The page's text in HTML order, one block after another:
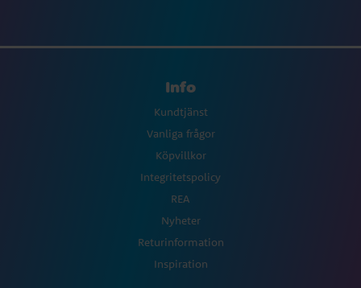
Info
Kundtjänst
Vanliga frågor
Köpvillkor
Integritetspolicy
REA
Nyheter
Returinformation
Inspiration